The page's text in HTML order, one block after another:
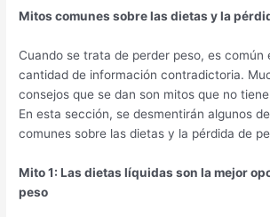
Mitos comunes sobre las dietas y la
Cuando se trata de perder peso, es común
cantidad de información contradictoria.
consejos que se dan son mitos que no
En esta sección, se desmentirán algunos
comunes sobre las dietas y la pérdida de
Mito 1: Las dietas líquidas son la mejor
peso